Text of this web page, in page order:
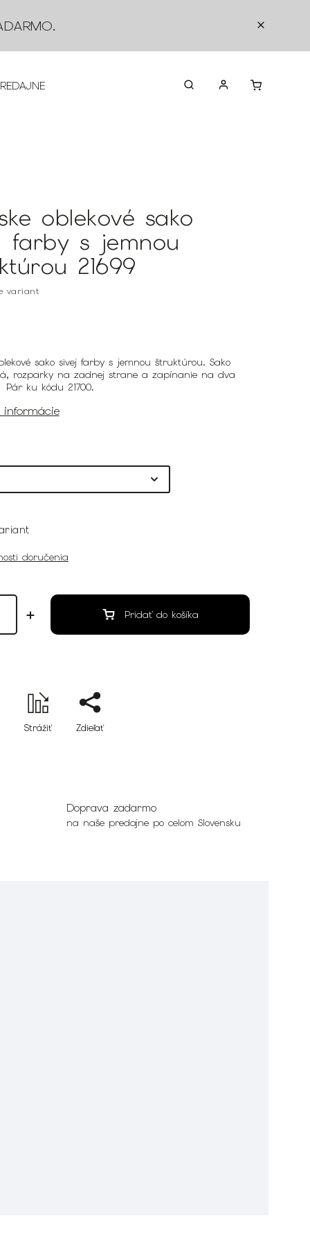
.
KONTAKTY
oblekové sako
farby s jemnou
21699
variant
sako sivej farby s jemnou štruktúrou. Sako
rozparky na zadnej strane a zapínanie na dva
ku kódu 21700.
informácie
doručenia
Pridať do košíka
Strážiť Zdieľať
Doprava zadarmo
na naše predajne po celom Slovensku